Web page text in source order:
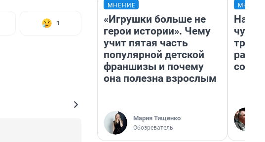
1
МНЕНИЕ
«Игрушки больше не
герои истории». Чему
учит пятая часть
популярной детской
франшизы и почему
она полезна взрослым
Мария Тищенко
Обозреватель